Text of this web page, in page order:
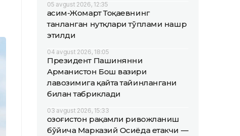
05 avgust 2026, 12:35
Қасим-Жомарт Тоқаевнинг
танланган нутқлари тўплами нашр
этилди
04 avgust 2026, 18:05
Президент Пашинянни
Арманистон Бош вазири
лавозимига қайта тайинлангани
билан табриклади
03 avgust 2026, 15:33
Қозоғистон рақамли ривожланиш
бўйича Марказий Осиёда етакчи —